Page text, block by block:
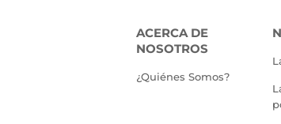
ACERCA DE
NOSOTROS
¿Quiénes Somos?